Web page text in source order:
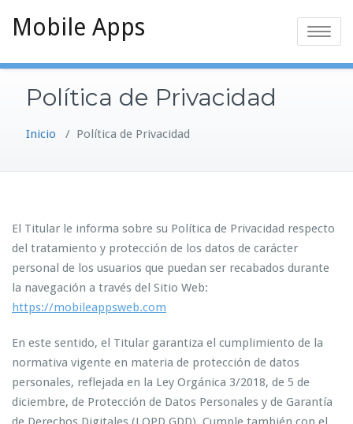
Mobile Apps Alternar
Política de Privacidad
Inicio / Política de Privacidad
El Titular le informa sobre su Política de Privacidad respecto
del tratamiento y protección de los datos de carácter
personal de los usuarios que puedan ser recabados durante
la navegación a través del Sitio Web:
https://mobileappsweb.com
En este sentido, el Titular garantiza el cumplimiento de la
normativa vigente en materia de protección de datos
personales, reflejada en la Ley Orgánica 3/2018, de 5 de
diciembre, de Protección de Datos Personales y de Garantía